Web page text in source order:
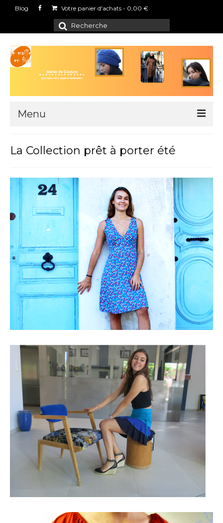
Blog Votre panier d'achats - 0,00 €
Rechercher
:
Menu
Points de vente
Contact
La Collection prêt à porter été
Les robes été
les jupes été